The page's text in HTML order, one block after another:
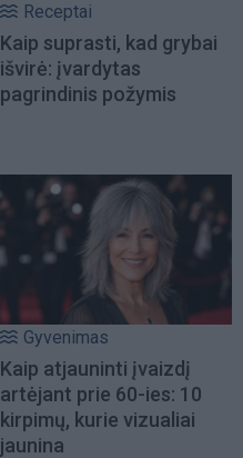
Receptai
Kaip suprasti, kad grybai
išvirė: įvardytas
pagrindinis požymis
Gyvenimas
Kaip atjauninti įvaizdį
artėjant prie 60-ies: 10
kirpimų, kurie vizualiai
jaunina